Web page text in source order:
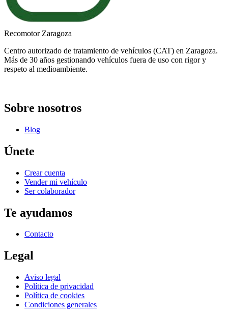
Recomotor Zaragoza
Centro autorizado de tratamiento de vehículos (CAT) en Zaragoza.
Más de 30 años gestionando vehículos fuera de uso con rigor y
respeto al medioambiente.
Sobre nosotros
Blog
Únete
Crear cuenta
Vender mi vehículo
Ser colaborador
Te ayudamos
Contacto
Legal
Aviso legal
Política de privacidad
Política de cookies
Condiciones generales